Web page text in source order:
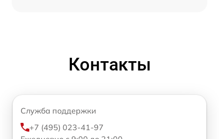
Контакты
Служба поддержки
+7 (495) 023-41-97